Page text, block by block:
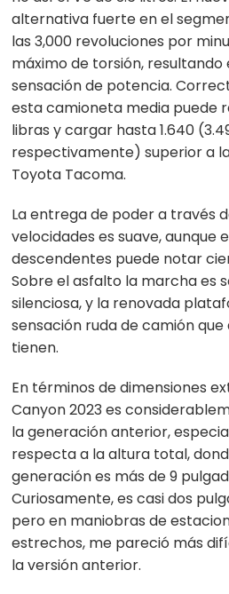
alternativa fuerte en el
las 3,000 revoluciones por
máximo de torsión, resultando
sensación de potencia.
esta camioneta media puede
libras y cargar hasta 1.640
respectivamente) superior a
Toyota Tacoma.
La entrega de poder a través
velocidades es suave, aunque
descendentes puede notar
Sobre el asfalto la marcha es
silenciosa, y la renovada
sensación ruda de camión
tienen.
En términos de dimensiones
Canyon 2023 es
la generación anterior,
respecta a la altura total,
generación es más de 9
Curiosamente, es casi dos
pero en maniobras de
estrechos, me pareció más
la versión anterior.